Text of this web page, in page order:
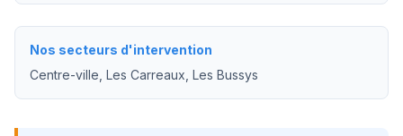
Nos secteurs d'intervention
Centre-ville, Les Carreaux, Les Bussys